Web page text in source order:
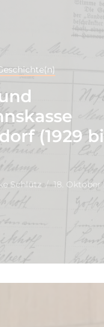
(1929
Schlütz 18. Oktober